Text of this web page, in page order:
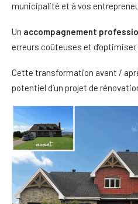
municipalité et à vos
Un accompagnement
erreurs coûteuses et
Cette transformation avant /
potentiel d’un projet de